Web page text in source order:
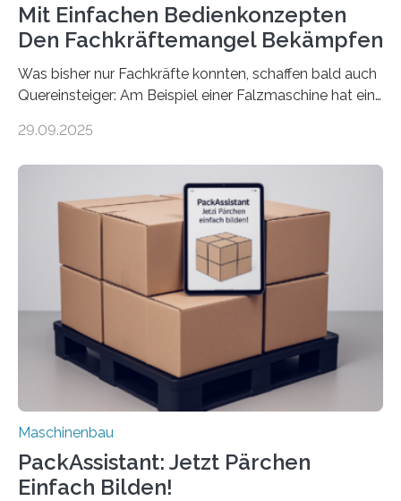
Mit Einfachen Bedienkonzepten
Den Fachkräftemangel Bekämpfen
Was bisher nur Fachkräfte konnten, schaffen bald auch
Quereinsteiger: Am Beispiel einer Falzmaschine hat ein
Mensch-Maschine-Schnittstelle so sehr vereinfacht,
Die zugrunde liegende Methodik lässt sich auf alle
anderen Maschinen übertragen. Eine Falzmaschine
umzurüsten ist ein Job für echte Profis. Eine solche
Maschine faltet in Druckereien Broschüren, Prospekte,
Landkarten und vieles mehr – mehrere Zehntausend
Exemplare pro Stunde. Je nach Maschinentyp und
Auftrag kann das Umrüsten…
29.09.2025
Maschinenbau
PackAssistant: Jetzt Pärchen
Einfach Bilden!